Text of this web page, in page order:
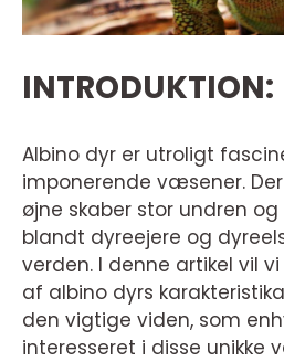
INTRODUKTION:
Albino dyr er utroligt
imponerende væsener.
øjne skaber stor undren
blandt dyreejere og
verden. I denne artikel vil
af albino dyrs
den vigtige viden, som
interesseret i disse unikke